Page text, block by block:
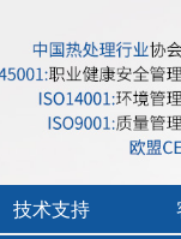
技术支持